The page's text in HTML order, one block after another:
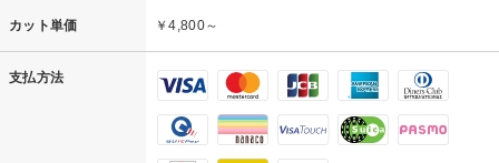
カット単価 ￥4,800～
支払方法